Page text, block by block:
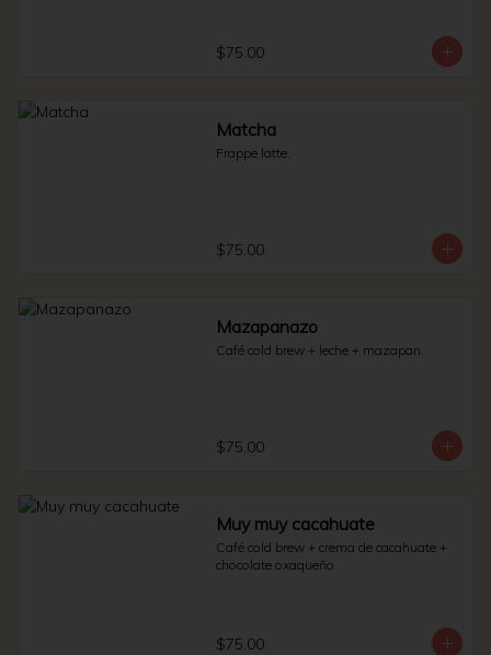
$75.00
Matcha
Frappe latte.
$75.00
Mazapanazo
Café cold brew + leche + mazapan.
$75.00
Muy muy cacahuate
Café cold brew + crema de cacahuate +
chocolate oxaqueño.
$75.00